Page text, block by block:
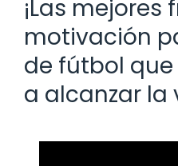
¡Las mejores
motivación
de fútbol
a alcanzar la